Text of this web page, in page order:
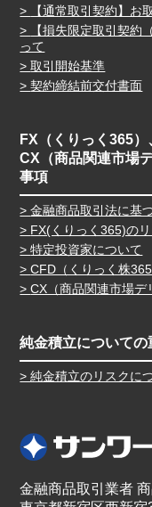
【通常取引契約】お
【損失限定取引契約
って
取引開始基準
契約締結前交付書面
FX（くりっく365）
CX（商品関連市場
事項
金融商品取引法に基
FX(くりっく365)の
特定投資家について
CFD（くりっく株
CX（商品関連市場デ
純金積立についての
純金積立のリスクに
金融商品取引業者